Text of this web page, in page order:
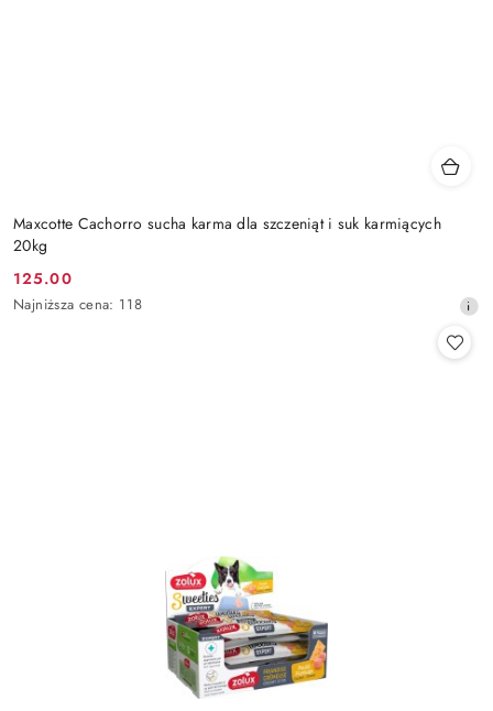
Maxcotte Cachorro sucha karma dla szczeniąt i suk karmiących
20kg
Cena
promocyjna:
125.00
Najniższa
Najniższa cena: 118